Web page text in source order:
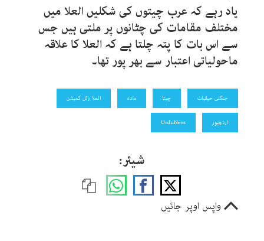
یاد رہے کہ عرب چیتوں کی شکلیں العلا میں
مختلف مقامات کی چٹانوں پر ملتی ہیں جس
سے اس بات کا پتہ چلتا ہے کہ العلا کا علاقہ
ماحولیاتی اعتبار سے بھر پور تھا۔
جنگلی حیاتیات چیتا مادہ العلا رائل کمیشن
اردونیوز UrduNews
شیئر:
واپس اوپر جائیں